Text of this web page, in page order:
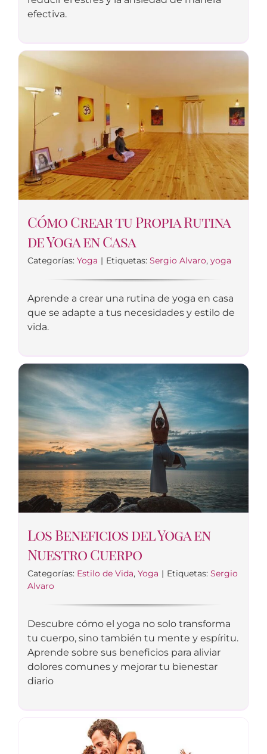
efectiva.
Cómo Crear tu Propia Rutina
de Yoga en Casa
Categorías: Yoga | Etiquetas: Sergio Alvaro, yoga
Aprende a crear una rutina de yoga en casa
que se adapte a tus necesidades y estilo de
vida.
Los Beneficios del Yoga en
Nuestro Cuerpo
Categorías: Estilo de Vida, Yoga | Etiquetas: Sergio
Alvaro
Descubre cómo el yoga no solo transforma
tu cuerpo, sino también tu mente y espíritu.
Aprende sobre sus beneficios para aliviar
dolores comunes y mejorar tu bienestar
diario